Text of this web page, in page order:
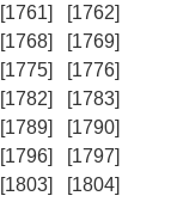
[1761]
[1762]
[1768]
[1769]
[1775]
[1776]
[1782]
[1783]
[1789]
[1790]
[1796]
[1797]
[1803]
[1804]